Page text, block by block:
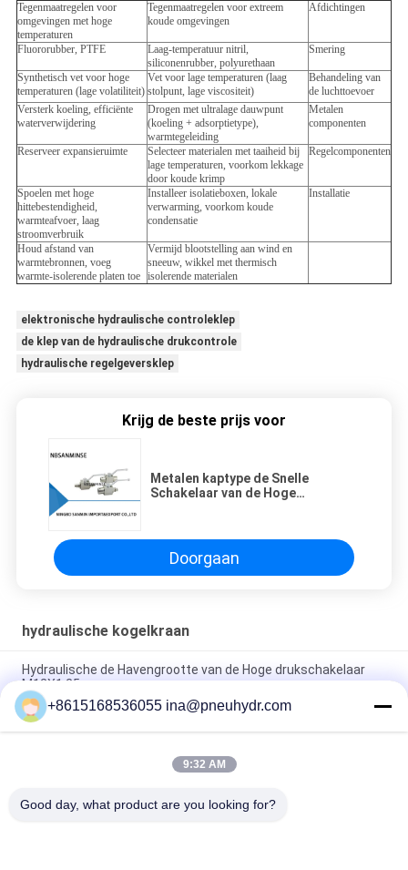
Tegenmaatregelen voor
omgevingen met hoge
temperaturen
Tegenmaatregelen voor extreem
koude omgevingen
Afdichtingen
Fluororubber, PTFE
Laag-temperatuur nitril,
siliconenrubber, polyurethaan
Smering
Synthetisch vet voor hoge
temperaturen (lage volatiliteit)
Vet voor lage temperaturen (laag
stolpunt, lage viscositeit)
Behandeling van
de luchttoevoer
Versterk koeling, efficiënte
waterverwijdering
Drogen met ultralage dauwpunt
(koeling + adsorptietype),
warmtegeleiding
Metalen
componenten
Reserveer expansieruimte
Selecteer materialen met taaiheid bij
lage temperaturen, voorkom lekkage
door koude krimp
Regelcomponenten
Spoelen met hoge
hittebestendigheid,
warmteafvoer, laag
stroomverbruik
Installeer isolatieboxen, lokale
verwarming, voorkom koude
condensatie
Installatie
Houd afstand van
warmtebronnen, voeg
warmte-isolerende platen toe
Vermijd blootstelling aan wind en
sneeuw, wikkel met thermisch
isolerende materialen
elektronische hydraulische controleklep
de klep van de hydraulische drukcontrole
hydraulische regelgeversklep
Krijg de beste prijs voor
Metalen kaptype de Snelle
Schakelaar van de Hoge
Doorgaan
hydraulische kogelkraan
Hydraulische de Havengrootte van de Hoge drukschakelaar
M12X1.25
Hydraulische de Solenoïdeklep 24VDC 110VAC 220VAC van
FWH voor Minerale Olie/Fosfaatester
FW elektrische Hydraulische Solenoïdeklep, de Hydraulische
+8615168536055 ina@pneuhydr.com
9:32 AM
Good day, what product are you looking for?